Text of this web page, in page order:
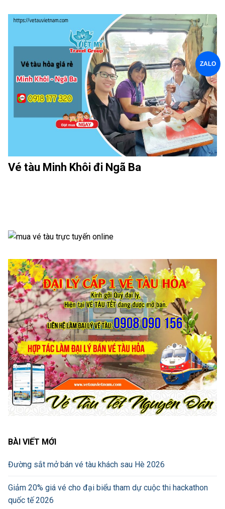
Vé tàu Minh Khôi đi Ngã Ba
BÀI VIẾT MỚI
Đường sắt mở bán vé tàu khách sau Hè 2026
Giảm 20% giá vé cho đại biểu tham dự cuộc thi hackathon
quốc tế 2026
ZALO